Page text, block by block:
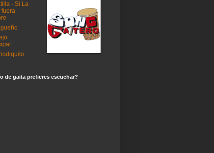
- Si La
fuera
de gaita prefieres escuchar?